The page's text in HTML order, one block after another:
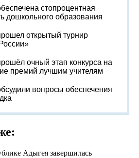
стопроцентная
дошкольного образования
открытый турнир
очный этап конкурса на
премий лучшим учителям
вопросы обеспечения
Адыгея завершилась